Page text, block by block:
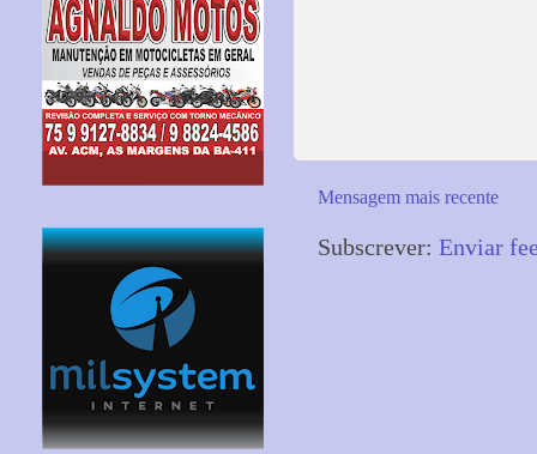
Mensagem mais recente
Subscrever: Enviar